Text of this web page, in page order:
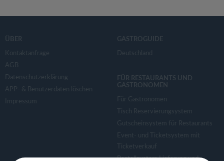
ÜBER
Kontaktanfrage
AGB
Datenschutzerklärung
APP- & Benutzerdaten löschen
Impressum
GASTROGUIDE
Deutschland
FÜR RESTAURANTS UND
GASTRONOMEN
Für Gastronomen
Tisch Reservierungsystem
Gutscheinsystem für Restaurants
Event- und Ticketsystem mit
Ticketverkauf
Bestellsystem Lieferung und